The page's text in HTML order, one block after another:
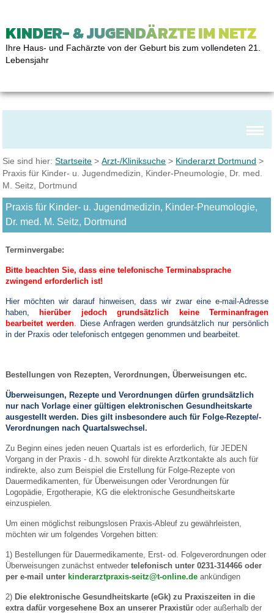
KINDER- & JUGENDÄRZTE IM NETZ
Ihre Haus- und Fachärzte von der Geburt bis zum vollendeten 21.
Lebensjahr
Sie sind hier:Startseite >Arzt-/Kliniksuche > Kinderarzt Dortmund >
Praxis für Kinder- u. Jugendmedizin, Kinder-Pneumologie, Dr. med.
M. Seitz, Dortmund
Praxis für Kinder- u. Jugendmedizin, Kinder-Pneumologie,
Dr. med. M. Seitz, Dortmund
Terminvergabe:
Bitte beachten Sie, dass eine telefonische Terminabsprache
zwingend erforderlich ist!
Hier möchten wir darauf hinweisen, dass wir zwar eine e-mail-Adresse
haben,
hierüber jedoch grundsätzlich keine Terminanfragen
bearbeitet werden. Diese Anfragen werden grundsätzlich nur persönlich
in der Praxis oder telefonisch entgegen genommen und bearbeitet.
Bestellungen von Rezepten, Verordnungen, Überweisungen etc.
Überweisungen, Rezepte und Verordnungen dürfen grundsätzlich
nur nach Vorlage einer gültigen elektronischen Gesundheitskarte
ausgestellt werden. Dies gilt insbesondere auch für Folge-Rezepte/-
Verordnungen nach Quartalswechsel.
Zu Beginn eines jeden neuen Quartals ist es erforderlich, für JEDEN
Vorgang in der Praxis - d.h. sowohl für direkte Arztkontakte als auch für
indirekte, also zum Beispiel die Erstellung für Folge-Rezepte von
Dauermedikamenten, für Überweisungen oder Verordnungen für
Logopädie, Ergotherapie, KG die elektronische Gesundheitskarte
einzuspielen.
Um einen möglichst reibungslosen Praxis-Ableuf zu gewährleisten,
möchten wir um folgendes Vorgehen bitten:
1) Bestellungen für Dauermedikamente, Erst- od. Folgeverordnungen oder
Überweisungen zunächst entweder telefonisch unter 0231-314466 oder
per e-mail unter kinderarztpraxis-seitz@t-online.deankündigen
2) Die elektronische Gesundheitskarte (eGk) zu Praxiszeiten in die
extra dafür vorgesehene Box an unserer Praxistüroder außerhalb der